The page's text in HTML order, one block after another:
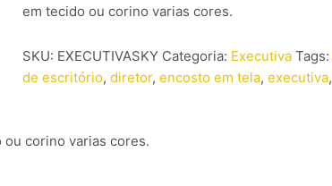
em tecido ou corino varias cores.
SKU: EXECUTIVASKY Categoria: Executiva Tags:
de escritório, diretor, encosto em tela, executiva,
ou corino varias cores.